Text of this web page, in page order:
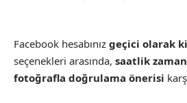
Facebook hesabınız geçici olarak
seçenekleri arasında, saatlik zaman
fotoğrafla doğrulama önerisi